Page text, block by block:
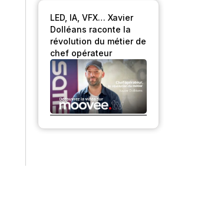
LED, IA, VFX… Xavier
Dolléans raconte la
révolution du métier de
chef opérateur